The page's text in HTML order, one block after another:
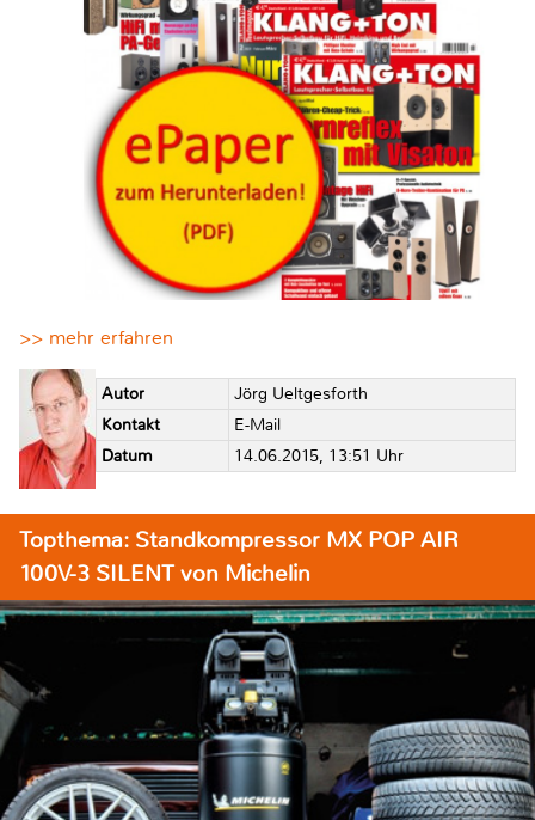
>> mehr erfahren
Autor
Jörg Ueltgesforth
Kontakt
E-Mail
Datum
14.06.2015, 13:51 Uhr
Topthema: Standkompressor MX POP AIR
100V-3 SILENT von Michelin